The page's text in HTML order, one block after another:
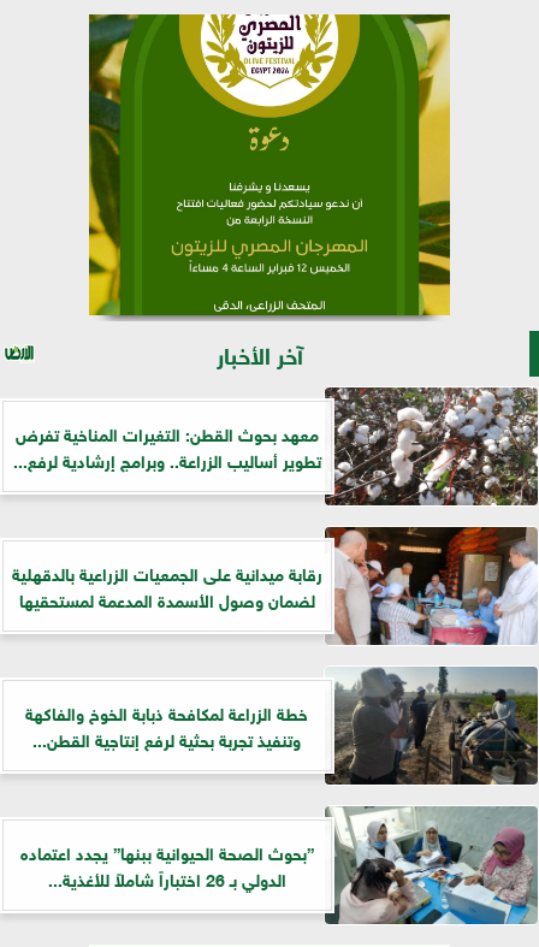
آخر الأخبار
معهد بحوث القطن: التغيرات المناخية تفرض
تطوير أساليب الزراعة.. وبرامج إرشادية لرفع...
رقابة ميدانية على الجمعيات الزراعية بالدقهلية
لضمان وصول الأسمدة المدعمة لمستحقيها
خطة الزراعة لمكافحة ذبابة الخوخ والفاكهة
وتنفيذ تجربة بحثية لرفع إنتاجية القطن...
”بحوث الصحة الحيوانية ببنها” يجدد اعتماده
الدولي بـ 26 اختباراً شاملاً للأغذية...